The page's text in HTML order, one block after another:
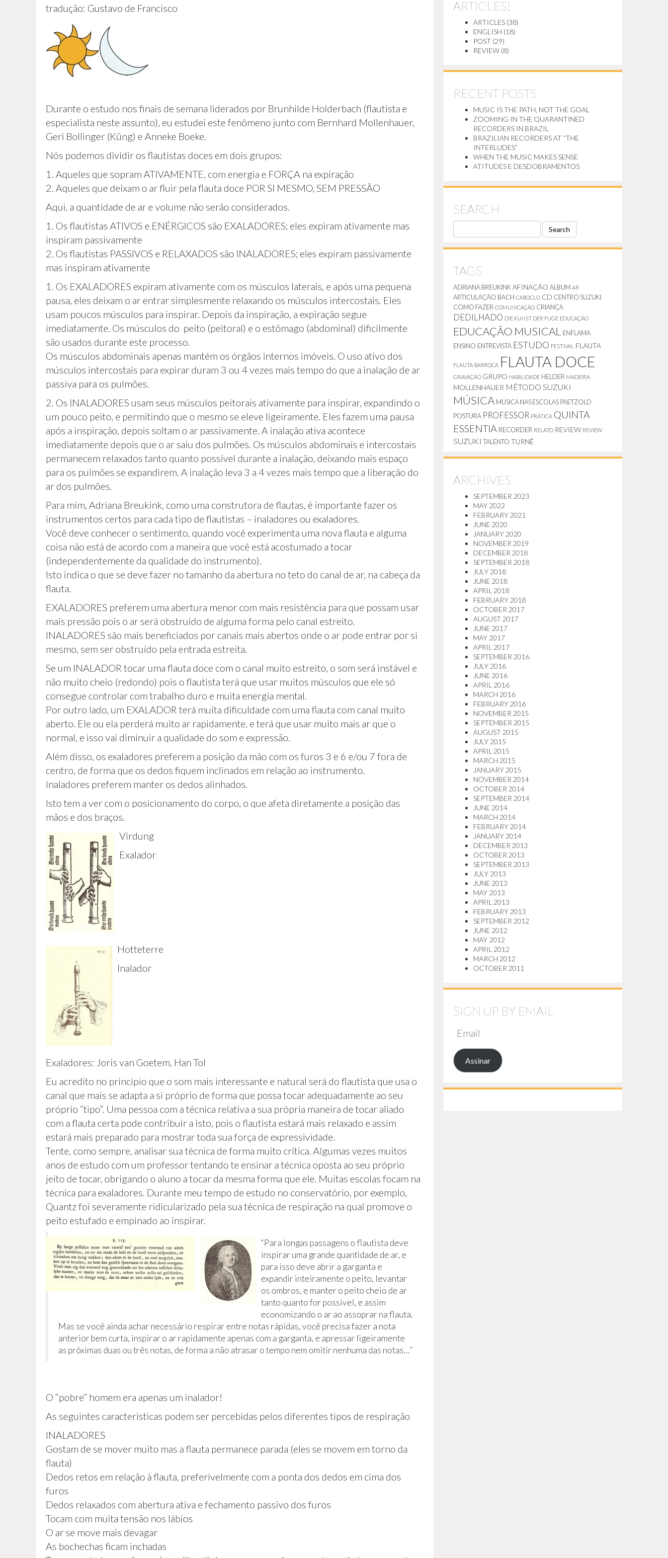
tradução: Gustavo de Francisco
Durante o estudo nos finais de semana liderados por Brunhilde Holderbach (flautista e
especialista neste assunto), eu estudei este fenômeno junto com Bernhard Mollenhauer,
Geri Bollinger (Küng) e Anneke Boeke.
Nós podemos dividir os flautistas doces em dois grupos:
1. Aqueles que sopram ATIVAMENTE, com energia e FORÇA na expiração
2. Aqueles que deixam o ar fluir pela flauta doce POR SI MESMO, SEM PRESSÃO
Aqui, a quantidade de ar e volume não serão considerados.
1. Os flautistas ATIVOS e ENÉRGICOS são EXALADORES; eles expiram ativamente mas
inspiram passivamente
2. Os flautistas PASSIVOS e RELAXADOS são INALADORES; eles expiram passivamente
mas inspiram ativamente
1. Os EXALADORES expiram ativamente com os músculos laterais, e após uma pequena
pausa, eles deixam o ar entrar simplesmente relaxando os músculos intercostais. Eles
usam poucos músculos para inspirar. Depois da inspiração, a expiração segue
imediatamente. Os músculos do peito (peitoral) e o estômago (abdominal) dificilmente
são usados durante este processo.
Os músculos abdominais apenas mantém os órgãos internos imóveis. O uso ativo dos
músculos intercostais para expirar duram 3 ou 4 vezes mais tempo do que a inalação de ar
passiva para os pulmões.
2. Os INALADORES usam seus músculos peitorais ativamente para inspirar, expandindo o
um pouco peito, e permitindo que o mesmo se eleve ligeiramente. Eles fazem uma pausa
após a inspiração, depois soltam o ar passivamente. A inalação ativa acontece
imediatamente depois que o ar saiu dos pulmões. Os músculos abdominais e intercostais
permanecem relaxados tanto quanto possível durante a inalação, deixando mais espaço
para os pulmões se expandirem. A inalação leva 3 a 4 vezes mais tempo que a liberação do
ar dos pulmões.
Para mim, Adriana Breukink, como uma construtora de flautas, é importante fazer os
instrumentos certos para cada tipo de flautistas – inaladores ou exaladores.
Você deve conhecer o sentimento, quando você experimenta uma nova flauta e alguma
coisa não está de acordo com a maneira que você está acostumado a tocar
(independentemente da qualidade do instrumento).
Isto indica o que se deve fazer no tamanho da abertura no teto do canal de ar, na cabeça da
flauta.
EXALADORES preferem uma abertura menor com mais resistência para que possam usar
mais pressão pois o ar será obstruído de alguma forma pelo canal estreito.
INALADORES são mais beneficiados por canais mais abertos onde o ar pode entrar por si
mesmo, sem ser obstruído pela entrada estreita.
Se um INALADOR tocar uma flauta doce com o canal muito estreito, o som será instável e
não muito cheio (redondo) pois o flautista terá que usar muitos músculos que ele só
consegue controlar com trabalho duro e muita energia mental.
Por outro lado, um EXALADOR terá muita dificuldade com uma flauta com canal muito
aberto. Ele ou ela perderá muito ar rapidamente, e terá que usar muito mais ar que o
normal, e isso vai diminuir a qualidade do som e expressão.
Além disso, os exaladores preferem a posição da mão com os furos 3 e 6 e/ou 7 fora de
centro, de forma que os dedos fiquem inclinados em relação ao instrumento.
Inaladores preferem manter os dedos alinhados.
Isto tem a ver com o posicionamento do corpo, o que afeta diretamente a posição das
mãos e dos braços.
Virdung
Exalador
Hotteterre
Inalador
Exaladores: Joris van Goetem, Han Tol
Eu acredito no princípio que o som mais interessante e natural será do flautista que usa o
canal que mais se adapta a si próprio de forma que possa tocar adequadamente ao seu
próprio “tipo”. Uma pessoa com a técnica relativa a sua própria maneira de tocar aliado
com a flauta certa pode contribuir a isto, pois o flautista estará mais relaxado e assim
estará mais preparado para mostrar toda sua força de expressividade.
Tente, como sempre, analisar sua técnica de forma muito crítica. Algumas vezes muitos
anos de estudo com um professor tentando te ensinar a técnica oposta ao seu próprio
jeito de tocar, obrigando o aluno a tocar da mesma forma que ele. Muitas escolas focam na
técnica para exaladores. Durante meu tempo de estudo no conservatório, por exemplo,
Quantz foi severamente ridicularizado pela sua técnica de respiração na qual promove o
peito estufado e empinado ao inspirar.
“Para longas passagens o flautista deve
inspirar uma grande quantidade de ar, e
para isso deve abrir a garganta e
expandir inteiramente o peito, levantar
os ombros, e manter o peito cheio de ar
tanto quanto for possível, e assim
economizando o ar ao assoprar na flauta.
Mas se você ainda achar necessário respirar entre notas rápidas, você precisa fazer a nota
anterior bem curta, inspirar o ar rapidamente apenas com a garganta, e apressar ligeiramente
as próximas duas ou três notas, de forma a não atrasar o tempo nem omitir nenhuma das notas…”
O “pobre” homem era apenas um inalador!
As seguintes características podem ser percebidas pelos diferentes tipos de respiração
INALADORES
Gostam de se mover muito mas a flauta permanece parada (eles se movem em torno da
flauta)
Dedos retos em relação à flauta, preferivelmente com a ponta dos dedos em cima dos
furos
Dedos relaxados com abertura ativa e fechamento passivo dos furos
Tocam com muita tensão nos lábios
O ar se move mais devagar
As bochechas ficam inchadas
ARTICLES!
ARTICLES (38)
ENGLISH (18)
POST (29)
REVIEW (8)
RECENT POSTS
MUSIC IS THE PATH, NOT THE GOAL
ZOOMING IN THE QUARANTINED
RECORDERS IN BRAZIL
BRAZILIAN RECORDERS AT “THE
INTERLUDES”
WHEN THE MUSIC MAKES SENSE
ATITUDES E DESDOBRAMENTOS
SEARCH
S
E
TAGS
ADRIANA BREUKINKAFINAÇÃO ALBUM AR
ARTICULAÇÃO BACH CABOCLO CD CENTRO SUZUKI
COMO FAZER COMUNICAÇÃO CRIANÇA
DEDILHADO DIE KUNST DER FUGE EDUCAÇÃO
EDUCAÇÃO MUSICAL
ENFLAMA
ENSINO ENTREVISTA ESTUDO FESTIVAL FLAUTA
FLAUTA BARROCA FLAUTA DOCE
GRAVAÇÃO GRUPO HABILIDADE HELDER MADEIRA
MOLLENHAUER MÉTODO SUZUKI
MÚSICA MÚSICA NAS ESCOLAS PAETZOLD
POSTURA PROFESSOR PRÁTICA QUINTA
ESSENTIA RECORDER RELATO REVIEW REVIEW
SUZUKI TALENTO TURNÊ
ARCHIVES
SEPTEMBER 2023
MAY 2022
FEBRUARY 2021
JUNE 2020
JANUARY 2020
NOVEMBER 2019
DECEMBER 2018
SEPTEMBER 2018
JULY 2018
JUNE 2018
APRIL 2018
FEBRUARY 2018
OCTOBER 2017
AUGUST 2017
JUNE 2017
MAY 2017
APRIL 2017
SEPTEMBER 2016
JULY 2016
JUNE 2016
APRIL 2016
MARCH 2016
FEBRUARY 2016
NOVEMBER 2015
SEPTEMBER 2015
AUGUST 2015
JULY 2015
APRIL 2015
MARCH 2015
JANUARY 2015
NOVEMBER 2014
OCTOBER 2014
SEPTEMBER 2014
JUNE 2014
MARCH 2014
FEBRUARY 2014
JANUARY 2014
DECEMBER 2013
OCTOBER 2013
SEPTEMBER 2013
JULY 2013
JUNE 2013
MAY 2013
APRIL 2013
FEBRUARY 2013
SEPTEMBER 2012
JUNE 2012
MAY 2012
APRIL 2012
MARCH 2012
OCTOBER 2011
SIGN UP BY EMAIL
Assinar